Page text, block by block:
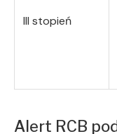
III stopień
Alert RCB